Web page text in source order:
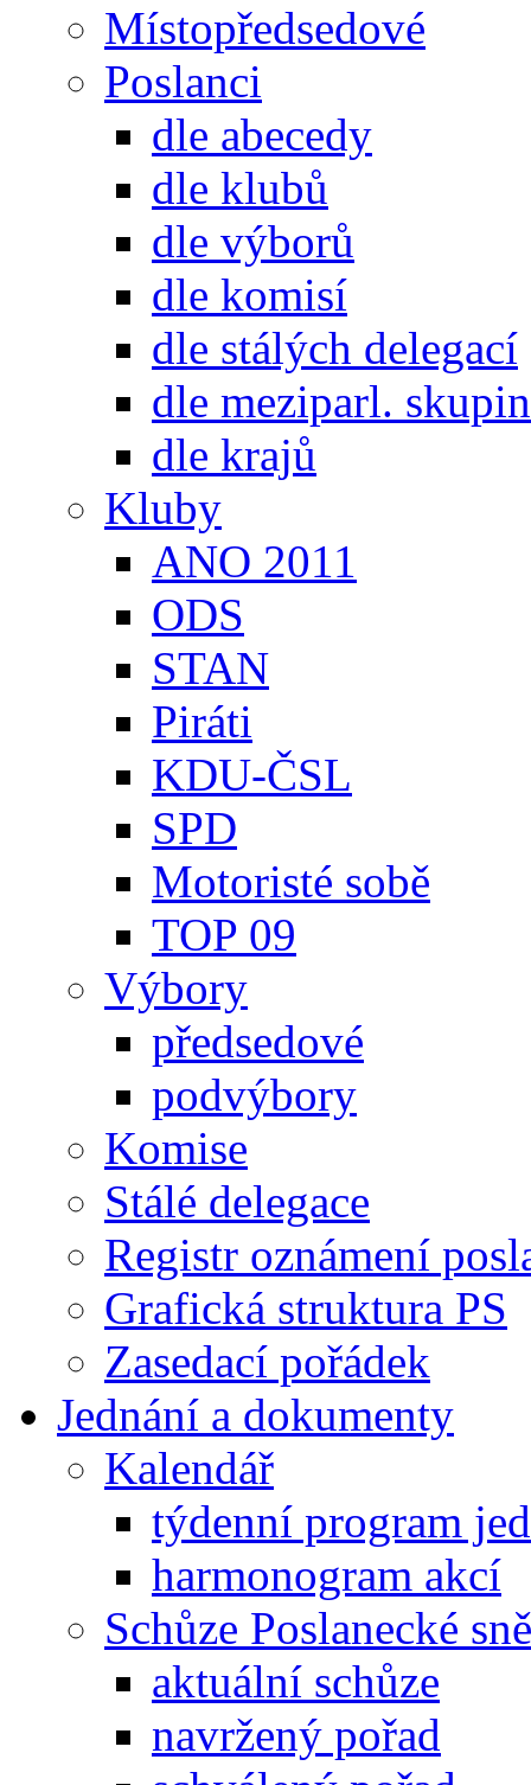
Místopředsedové
Poslanci
dle abecedy
dle klubů
dle výborů
dle komisí
dle stálých delegací
dle meziparl. skupin
dle krajů
Kluby
ANO 2011
ODS
STAN
Piráti
KDU-ČSL
SPD
Motoristé sobě
TOP 09
Výbory
předsedové
podvýbory
Komise
Stálé delegace
Registr oznámení
Grafická struktura PS
Zasedací pořádek
Jednání a dokumenty
Kalendář
týdenní program
harmonogram akcí
Schůze Poslanecké
aktuální schůze
navržený pořad